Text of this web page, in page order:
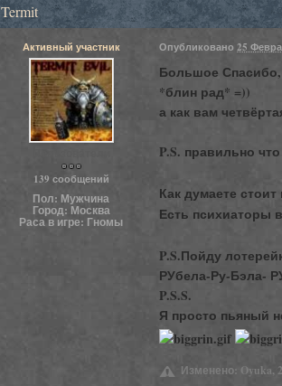
Termit
Активный участник
139 сообщений
Пол: Мужчина
Город: Москва
Раса в игре: Гномы
Опубликовано 25
Большое Спасибо,
*блин рад* =))
а как вам
P.S. правильно
Как думаете
Есть психиаторы
P.S.Пойду
РУбела-Ру-Бэла-
P.S.S.
Я просто пьяный
Изменено: Oyuka,